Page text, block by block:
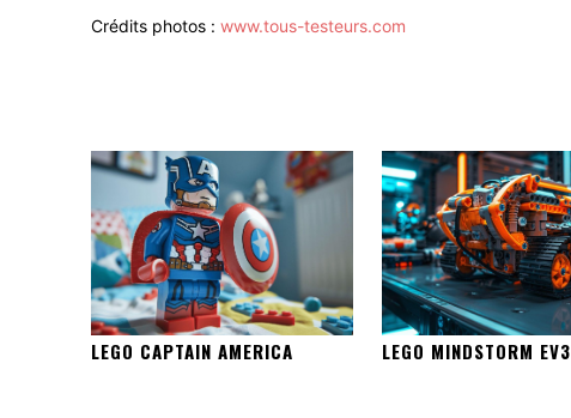
Crédits photos : www.tous-testeurs.com
LEGO CAPTAIN AMERICA LEGO MINDSTORM EV3